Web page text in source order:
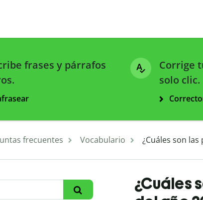
frases y párrafos
Corrige
solo clic.
frecuentes Vocabulario ¿Cuáles son
¿Cuáles